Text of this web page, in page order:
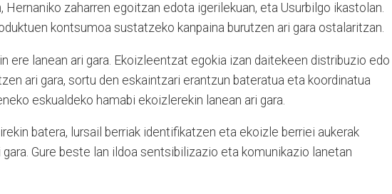
Hernaniko zaharren egoitzan edota igerilekuan, eta Usurbilgo ikastolan.
kontsumoa sustatzeko kanpaina burutzen ari gara ostalaritzan.
ere lanean ari gara. Ekoizleentzat egokia izan daitekeen distribuzio edo
ari gara, sortu den eskaintzari erantzun bateratua eta koordinatua
eskualdeko hamabi ekoizlerekin lanean ari gara.
batera, lursail berriak identifikatzen eta ekoizle berriei aukerak
Gure beste lan ildoa sentsibilizazio eta komunikazio lanetan